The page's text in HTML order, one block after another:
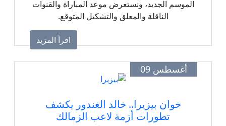
الموسم الجديد، ونستعرض موعد المباراة والقنوات
الناقلة والمعلق والتشكيل المتوقع.
اقرأ المزيد
أغسطس 09
خوان بيزيرا.. خالد الغندور يكشف
تطورات أزمة لاعب الزمالك